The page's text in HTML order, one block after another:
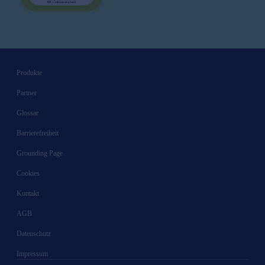
Produkte
Partner
Glossar
Barrierefreiheit
Grounding Page
Cookies
Kontakt
AGB
Datenschutz
Impressum